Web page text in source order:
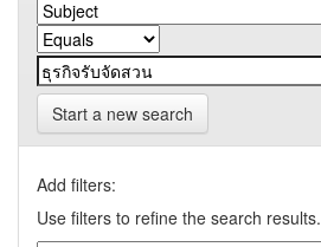
Start a new search
Add filters:
Use filters to refine the search results.